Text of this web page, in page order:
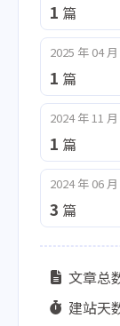
1 篇
2025 年 04 月
1 篇
2024 年 11 月
1 篇
2024 年 06 月
3 篇
文章总
建站天